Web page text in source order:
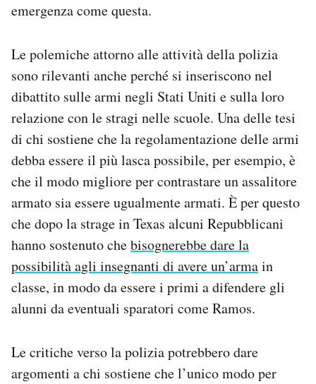
emergenza come questa.
Le polemiche attorno alle attività della polizia
sono rilevanti anche perché si inseriscono nel
dibattito sulle armi negli Stati Uniti e sulla loro
relazione con le stragi nelle scuole. Una delle tesi
di chi sostiene che la regolamentazione delle armi
debba essere il più lasca possibile, per esempio, è
che il modo migliore per contrastare un assalitore
armato sia essere ugualmente armati. È per questo
che dopo la strage in Texas alcuni Repubblicani
hanno sostenuto chebisognerebbe dare la
possibilità agli insegnanti di avere un’armain
classe, in modo da essere i primi a difendere gli
alunni da eventuali sparatori come Ramos.
Le critiche verso la polizia potrebbero dare
argomenti a chi sostiene che l’unico modo per